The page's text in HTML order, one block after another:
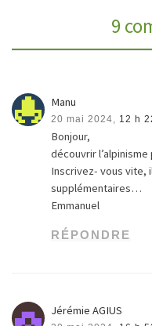
9
Manu
20 mai 2024, 12 h
Bonjour,
découvrir
Inscrivez- vous vite,
supplémentaires…
Emmanuel
RÉPONDRE
Jérémie AGIUS